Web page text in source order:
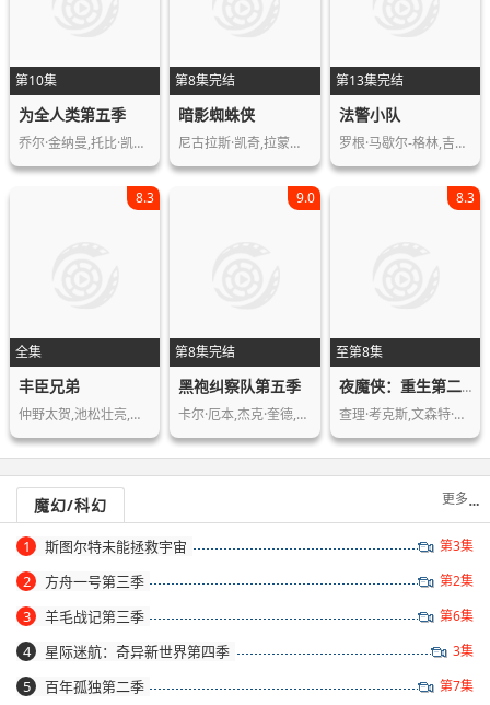
第10集
为全人类第五季
乔尔·金纳曼,托比·凯贝尔,埃迪·盖瑟…
第8集完结
暗影蜘蛛侠
尼古拉斯·凯奇,拉蒙尼·莫里斯,凯伦·…
第13集完结
法警小队
罗根·马歇尔-格林,吉尔·伯明翰,布雷…
全集
8.3
丰臣兄弟
仲野太贺,池松壮亮,吉冈里帆,滨边美波…
第8集完结
9.0
黑袍纠察队第五季
卡尔·厄本,杰克·奎德,安东尼·斯塔尔…
至第8集
8.3
夜魔侠：重生第二季
查理·考克斯,文森特·多诺费奥,黛博拉…
魔幻/科幻 更多
第3集
1 斯图尔特未能拯救宇宙
第2集
2 方舟一号第三季
第6集
3 羊毛战记第三季
3集
4 星际迷航：奇异新世界第四季
第7集
5 百年孤独第二季